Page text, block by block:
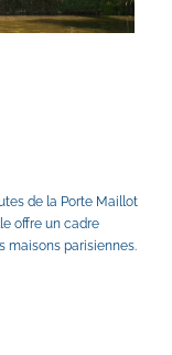
de la Porte Maillot
offre un cadre
maisons parisiennes.